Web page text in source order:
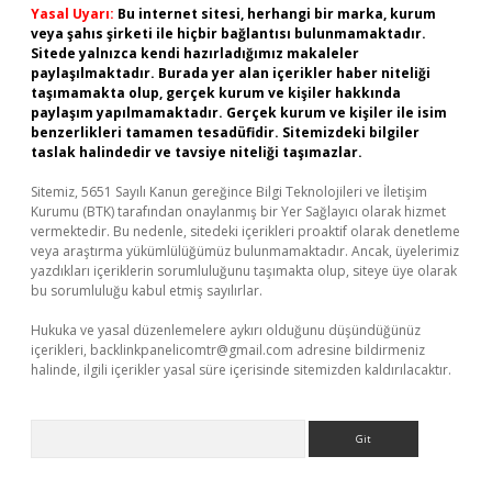
Yasal Uyarı: Bu internet sitesi, herhangi bir marka, kurum
veya şahıs şirketi ile hiçbir bağlantısı bulunmamaktadır.
Sitede yalnızca kendi hazırladığımız makaleler
paylaşılmaktadır. Burada yer alan içerikler haber niteliği
taşımamakta olup, gerçek kurum ve kişiler hakkında
paylaşım yapılmamaktadır. Gerçek kurum ve kişiler ile isim
benzerlikleri tamamen tesadüfidir. Sitemizdeki bilgiler
taslak halindedir ve tavsiye niteliği taşımazlar.
Sitemiz, 5651 Sayılı Kanun gereğince Bilgi Teknolojileri ve İletişim
Kurumu (BTK) tarafından onaylanmış bir Yer Sağlayıcı olarak hizmet
vermektedir. Bu nedenle, sitedeki içerikleri proaktif olarak denetleme
veya araştırma yükümlülüğümüz bulunmamaktadır. Ancak, üyelerimiz
yazdıkları içeriklerin sorumluluğunu taşımakta olup, siteye üye olarak
bu sorumluluğu kabul etmiş sayılırlar.
Hukuka ve yasal düzenlemelere aykırı olduğunu düşündüğünüz
içerikleri, backlinkpanelicomtr@gmail.com adresine bildirmeniz
halinde, ilgili içerikler yasal süre içerisinde sitemizden kaldırılacaktır.